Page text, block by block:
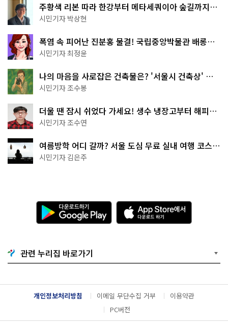
주황색 리본 따라 한강부터 메타세쿼이아 숲길까지…
서울둘레길 15코스
시민기자 박상현
폭염 속 피어난 진분홍 물결! 국립중앙박물관 배롱나
무 명소
시민기자 최정윤
나의 마음을 사로잡은 건축물은? '서울시 건축상' 수
상작 공개!
시민기자 조수봉
더울 땐 잠시 쉬었다 가세요! 생수 냉장고부터 해피소
·무더위쉼터까지
시민기자 조수연
여름방학 어디 갈까? 서울 도심 무료 실내 여행 코스
추천
시민기자 김은주
다
운
로
기
G
o
g
l
e
l
A
p
p
e
서
다
운
드
관련 누리집 바로가기
개인정보처리방침 이메일 무단수집 거부
이용약관
PC버전